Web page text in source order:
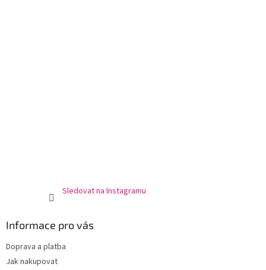
Sledovat na Instagramu
Informace pro vás
Doprava a platba
Jak nakupovat